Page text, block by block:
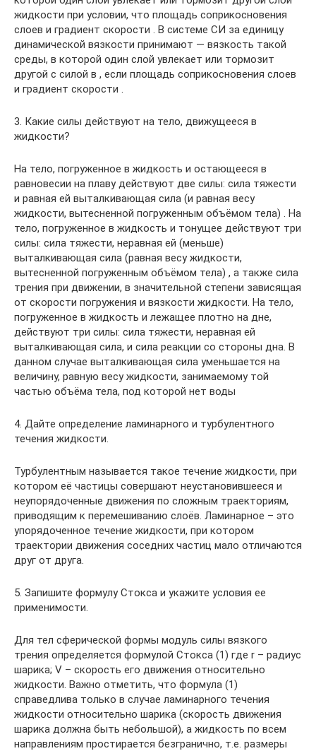
жидкости при условии, что площадь соприкосновения
слоев и градиент скорости . В системе СИ за единицу
динамической вязкости принимают — вязкость такой
среды, в которой один слой увлекает или тормозит
другой с силой в , если площадь соприкосновения слоев
и градиент скорости .
3. Какие силы действуют на тело, движущееся в
жидкости?
На тело, погруженное в жидкость и остающееся в
равновесии на плаву действуют две силы: сила тяжести
и равная ей выталкивающая сила (и равная весу
жидкости, вытесненной погруженным объёмом тела) . На
тело, погруженное в жидкость и тонущее действуют три
силы: сила тяжести, неравная ей (меньше)
выталкивающая сила (равная весу жидкости,
вытесненной погруженным объёмом тела) , а также сила
трения при движении, в значительной степени зависящая
от скорости погружения и вязкости жидкости. На тело,
погруженное в жидкость и лежащее плотно на дне,
действуют три силы: сила тяжести, неравная ей
выталкивающая сила, и сила реакции со стороны дна. В
данном случае выталкивающая сила уменьшается на
величину, равную весу жидкости, занимаемому той
частью объёма тела, под которой нет воды
4. Дайте определение ламинарного и турбулентного
течения жидкости.
Турбулентным называется такое течение жидкости, при
котором её частицы совершают неустановившееся и
неупорядоченные движения по сложным траекториям,
приводящим к перемешиванию слоёв. Ламинарное – это
упорядоченное течение жидкости, при котором
траектории движения соседних частиц мало отличаются
друг от друга.
5. Запишите формулу Стокса и укажите условия ее
применимости.
Для тел сферической формы модуль силы вязкого
трения определяется формулой Стокса (1) где r – радиус
шарика; V – скорость его движения относительно
жидкости. Важно отметить, что формула (1)
справедлива только в случае ламинарного течения
жидкости относительно шарика (скорость движения
шарика должна быть небольшой), а жидкость по всем
направлениям простирается безгранично, т.е. размеры